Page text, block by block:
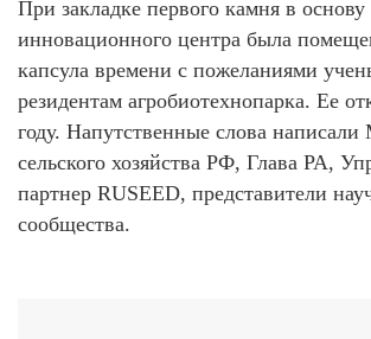
При закладке первого камня в основу
инновационного центра была
капсула времени с пожеланиями
резидентам агробиотехнопарка. Ее
году. Напутственные слова
сельского хозяйства РФ, Глава РА,
партнер RUSEED, представители
сообщества.